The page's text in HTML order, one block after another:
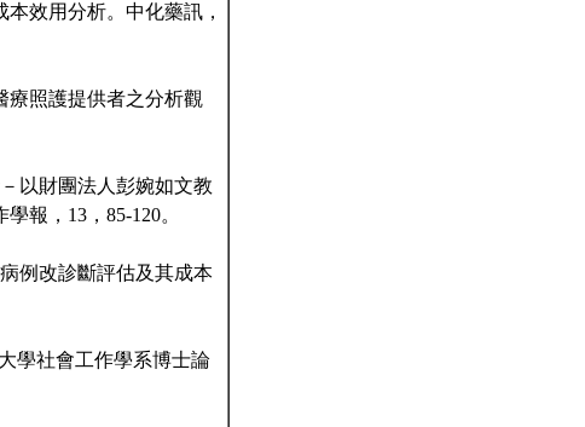
效用分析。中化藥訊，
療照護提供者之分析觀
以財團法人彭婉如文教
報，13，85-120。
例改診斷評估及其成本
學社會工作學系博士論